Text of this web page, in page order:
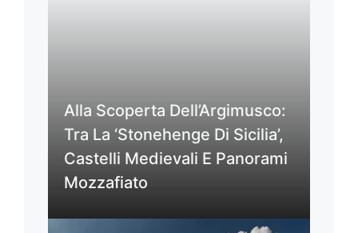
Alla Scoperta Dell’Argimusco:
Tra La ‘Stonehenge Di Sicilia’,
Castelli Medievali E Panorami
Mozzafiato